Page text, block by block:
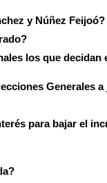
y Núñez Feijoó?
los que decidan
Generales
para bajar el